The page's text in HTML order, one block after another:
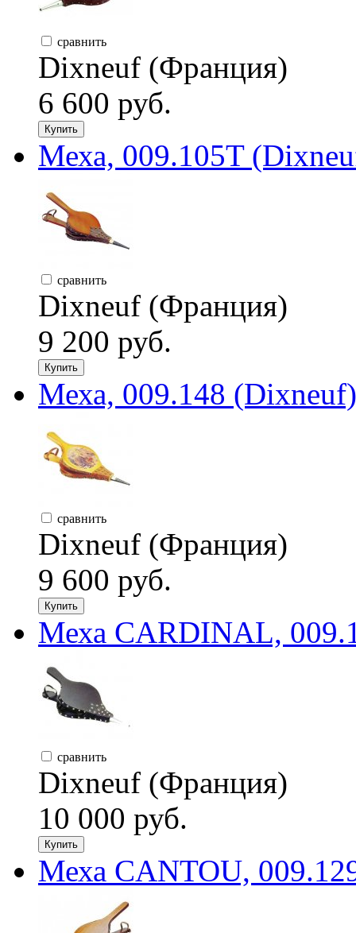
сравнить
Dixneuf (Франция)
6 600 руб.
Купить
Меха, 009.105T
сравнить
Dixneuf (Франция)
9 200 руб.
Купить
Меха, 009.148 (Dixneuf)
сравнить
Dixneuf (Франция)
9 600 руб.
Купить
Меха CARDINAL,
сравнить
Dixneuf (Франция)
10 000 руб.
Купить
Меха CANTOU,